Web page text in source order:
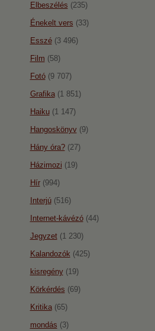
Elbeszélés (235)
Énekelt vers (33)
Esszé(3 496)
Film (58)
Fotó(9 707)
Grafika(1 851)
Haiku(1 147)
Hangoskönyv(9)
Hány óra?(27)
Házimozi (19)
Hír(994)
Interjú(516)
Internet-kávézó(44)
Jegyzet(1 230)
Kalandozók (425)
kisregény(19)
Körkérdés (69)
Kritika(65)
mondás (3)